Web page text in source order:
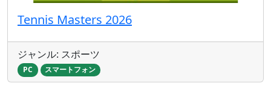
Tennis Masters 2026
ジャンル: スポーツ
PC スマートフォン